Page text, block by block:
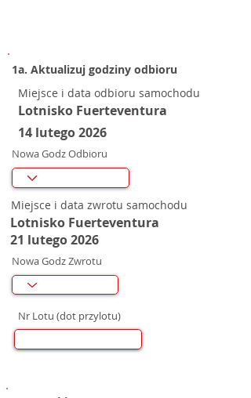
1a. Aktualizuj godziny odbioru
Miejsce i data odbioru samochodu
Lotnisko Fuerteventura
14 lutego 2026
Nowa Godz Odbioru
Miejsce i data zwrotu samochodu
Lotnisko Fuerteventura
21 lutego 2026
Nowa Godz Zwrotu
Nr Lotu (dot przylotu)